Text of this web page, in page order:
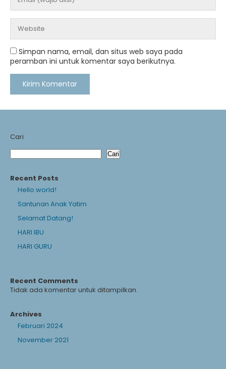
Simpan nama, email, dan situs web saya pada
peramban ini untuk komentar saya berikutnya.
Cari
Cari
Recent Posts
Hello world!
Santunan Anak Yatim
Selamat Datang!
HARI IBU
HARI GURU
Recent Comments
Tidak ada komentar untuk ditampilkan.
Archives
Februari 2024
November 2021